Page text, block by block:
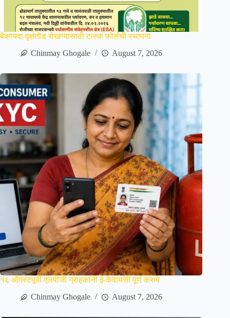
बेकायदा वृक्षतोड रोखण्यासाठी टास्क फोर्सची स्थापना
Chinmay Ghogale
August 7, 2026
१६ ऑगस्टपूर्वी एलपीजी ग्राहकांनी ई-केवायसी पूर्ण करावे
Chinmay Ghogale
August 7, 2026